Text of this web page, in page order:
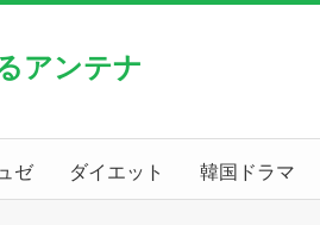
アンテナ
ゼ ダイエット 韓国ドラマ